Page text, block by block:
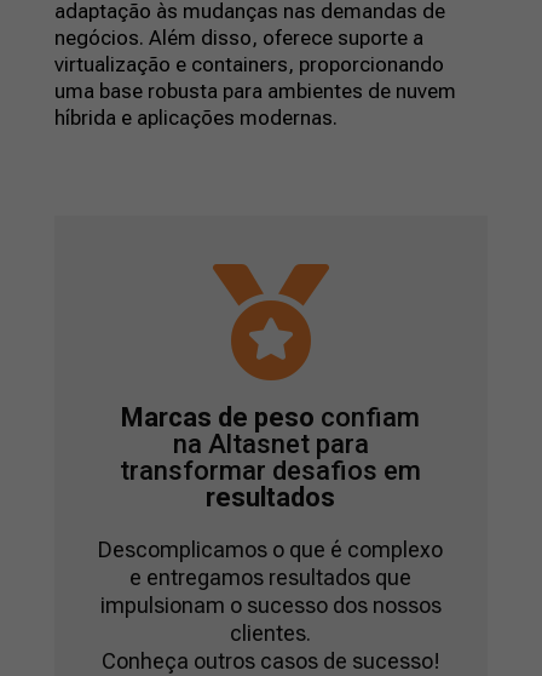
adaptação às mudanças nas demandas de
negócios. Além disso, oferece suporte a
virtualização e containers, proporcionando
uma base robusta para ambientes de nuvem
híbrida e aplicações modernas.

Marcas de peso confiam
na Altasnet para
transformar desafios em
resultados
Descomplicamos o que é complexo
e entregamos resultados que
impulsionam o sucesso dos nossos
clientes.
Conheça outros casos de sucesso!